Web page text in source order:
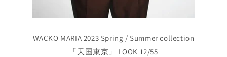
WACKO MARIA 2023 Spring / Summer collection
「天国東京」 LOOK 12/55